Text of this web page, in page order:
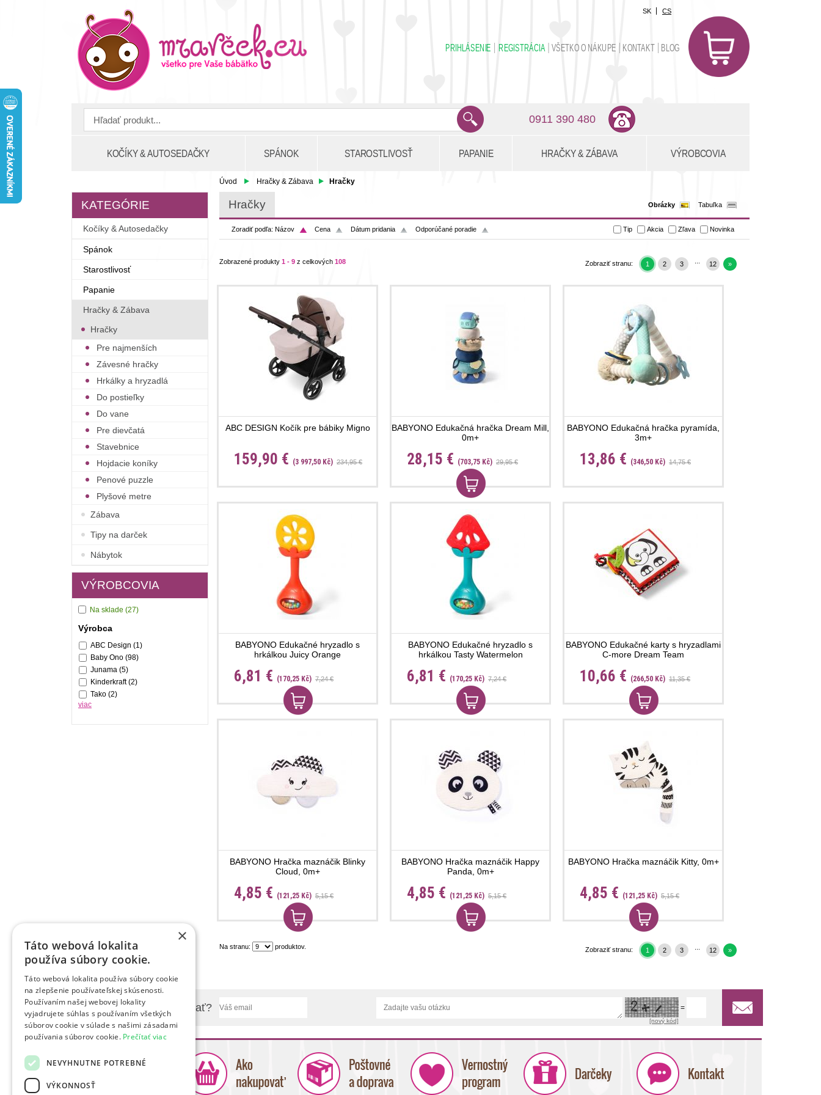
0položiek
0,00 €
SK CS
PRIHLÁSENIE REGISTRÁCIA VŠETKO O NÁKUPE KONTAKT BLOG
0911 390 480
KOČÍKY & AUTOSEDAČKY SPÁNOK STAROSTLIVOSŤ PAPANIE HRAČKY & ZÁBAVA VÝROBCOVIA
KATEGÓRIE
Kočíky & Autosedačky
Spánok
Starostlivosť
Papanie
Hračky & Zábava
Hračky
Pre najmenších
Závesné hračky
Hrkálky a hryzadlá
Do postieľky
Do vane
Pre dievčatá
Stavebnice
Hojdacie koníky
Penové puzzle
Plyšové metre
Zábava
Tipy na darček
Nábytok
VÝROBCOVIA
Na sklade (27)
Výrobca
ABC Design (1)
Baby Ono (98)
Junama (5)
Kinderkraft (2)
Tako (2)
viac
Úvod Hračky & Zábava Hračky
Hračky
Zoradiť podľa: Názov Cena Dátum pridania Odporúčané poradie
Obrázky Tabuľka
Tip Akcia Zľava Novinka
Zobrazené produkty 1 - 9 z celkových 108 Zobraziť stranu: 1 2 3 12 »
ABC DESIGN Kočík pre bábiky Migno
159,90 € (3 997,50 Kč) 234,95 €
BABYONO Edukačná hračka Dream Mill,
0m+
28,15 € (703,75 Kč) 29,95 €
BABYONO Edukačná hračka pyramída,
3m+
13,86 € (346,50 Kč) 14,75 €
BABYONO Edukačné hryzadlo s
hrkálkou Juicy Orange
6,81 € (170,25 Kč) 7,24 €
BABYONO Edukačné hryzadlo s
hrkálkou Tasty Watermelon
6,81 € (170,25 Kč) 7,24 €
BABYONO Edukačné karty s hryzadlami
C-more Dream Team
10,66 € (266,50 Kč) 11,35 €
BABYONO Hračka maznáčik Blinky
Cloud, 0m+
4,85 € (121,25 Kč) 5,15 €
BABYONO Hračka maznáčik Happy
Panda, 0m+
4,85 € (121,25 Kč) 5,15 €
BABYONO Hračka maznáčik Kitty, 0m+
4,85 € (121,25 Kč) 5,15 €
Na stranu: produktov. Zobraziť stranu: 1 2 3 12 »
Chcete sa nás niečo spýtať?
[nový kód]
=
×
Táto webová lokalita
používa súbory cookie.
Táto webová lokalita používa súbory cookie
na zlepšenie používateľskej skúsenosti.
Používaním našej webovej lokality
vyjadrujete súhlas s používaním všetkých
súborov cookie v súlade s našimi zásadami
používania súborov cookie. Prečítať viac
NEVYHNUTNE POTREBNÉ
VÝKONNOSŤ